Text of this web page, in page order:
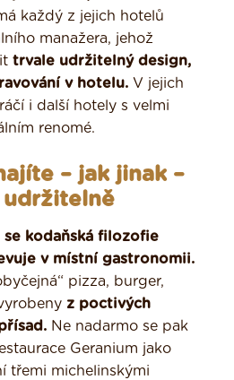
každý z jejich hotelů
manažera, jehož
trvale udržitelný design,
v hotelu. V jejich
i další hotely s velmi
renomé.
– jak jinak –
se kodaňská filozofie
v místní gastronomii.
pizza, burger,
z poctivých
Ne nadarmo se pak
Geranium jako
třemi michelinskými